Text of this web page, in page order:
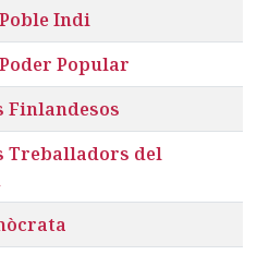
Indi
Popular
Finlandesos
Treballadors del